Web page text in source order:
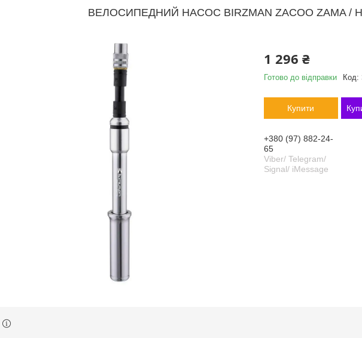
ВЕЛОСИПЕДНИЙ НАСОС BIRZMAN ZACOO ZAMA /
1 296 ₴
Готово до відправки Код:
Купити
+380 (97) 882-24-
65
Viber/ Telegram/
Signal/ iMessage